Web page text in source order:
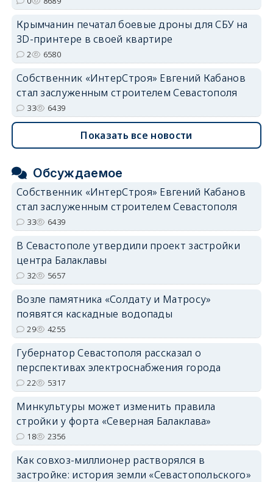
Крымчанин печатал боевые дроны для СБУ на
3D-принтере в своей квартире
2 6580
Собственник «ИнтерСтроя» Евгений Кабанов
стал заслуженным строителем Севастополя
33 6439
Показать все новости
Обсуждаемое
Собственник «ИнтерСтроя» Евгений Кабанов
стал заслуженным строителем Севастополя
33 6439
В Севастополе утвердили проект застройки
центра Балаклавы
32 5657
Возле памятника «Солдату и Матросу»
появятся каскадные водопады
29 4255
Губернатор Севастополя рассказал о
перспективах электроснабжения города
22 5317
Минкультуры может изменить правила
стройки у форта «Северная Балаклава»
18 2356
Как совхоз-миллионер растворялся в
застройке: история земли «Севастопольского»